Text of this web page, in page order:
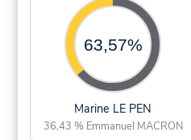
63,57%
Marine LE PEN
36,43 % Emmanuel MACRON